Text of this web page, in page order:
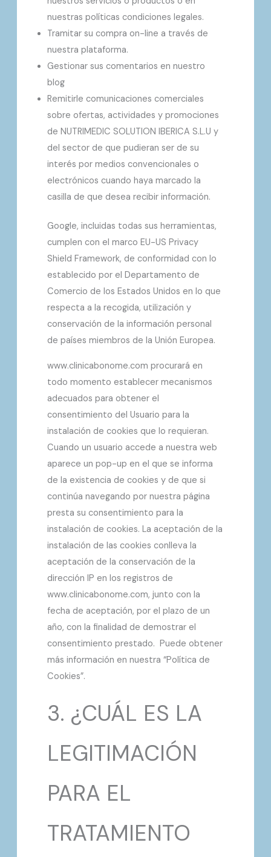
nuestras políticas condiciones legales.
Tramitar su compra on-line a través de
nuestra plataforma.
Gestionar sus comentarios en nuestro
blog
Remitirle comunicaciones comerciales
sobre ofertas, actividades y promociones
de NUTRIMEDIC SOLUTION IBERICA S.L.U y
del sector de que pudieran ser de su
interés por medios convencionales o
electrónicos cuando haya marcado la
casilla de que desea recibir información.
Google, incluidas todas sus herramientas,
cumplen con el marco EU-US Privacy
Shield Framework, de conformidad con lo
establecido por el Departamento de
Comercio de los Estados Unidos en lo que
respecta a la recogida, utilización y
conservación de la información personal
de países miembros de la Unión Europea.
www.clinicabonome.com procurará en
todo momento establecer mecanismos
adecuados para obtener el
consentimiento del Usuario para la
instalación de cookies que lo requieran.
Cuando un usuario accede a nuestra web
aparece un pop-up en el que se informa
de la existencia de cookies y de que si
continúa navegando por nuestra página
presta su consentimiento para la
instalación de cookies. La aceptación de la
instalación de las cookies conlleva la
aceptación de la conservación de la
dirección IP en los registros de
www.clinicabonome.com, junto con la
fecha de aceptación, por el plazo de un
año, con la finalidad de demostrar el
consentimiento prestado. Puede obtener
más información en nuestra “Política de
Cookies”.
3. ¿CUÁL ES LA
LEGITIMACIÓN
PARA EL
TRATAMIENTO